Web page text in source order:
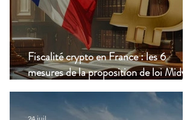
Fiscalité crypto en France : les 6
mesures de la proposition de loi Midy en
clair